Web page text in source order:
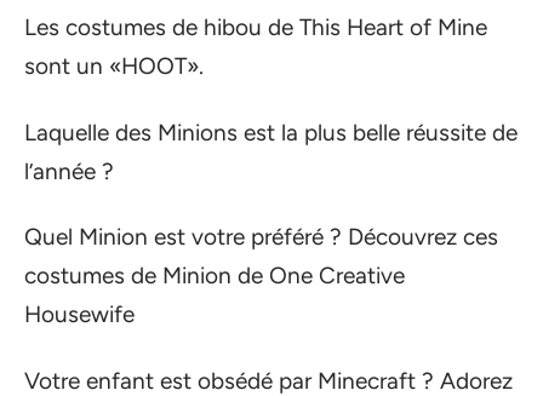
Les costumes de hibou de This Heart of Mine
sont un «HOOT».
Laquelle des Minions est la plus belle réussite de
l’année ?
Quel Minion est votre préféré ? Découvrez ces
costumes de Minion de One Creative
Housewife
Votre enfant est obsédé par Minecraft ? Adorez